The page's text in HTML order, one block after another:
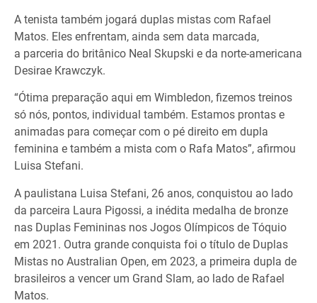
A tenista também jogará duplas mistas com Rafael
Matos. Eles enfrentam, ainda sem data marcada,
a parceria do britânico Neal Skupski e da norte-americana
Desirae Krawczyk.
“Ótima preparação aqui em Wimbledon, fizemos treinos
só nós, pontos, individual também. Estamos prontas e
animadas para começar com o pé direito em dupla
feminina e também a mista com o Rafa Matos”, afirmou
Luisa Stefani.
A paulistana Luisa Stefani, 26 anos, conquistou ao lado
da parceira Laura Pigossi, a inédita medalha de bronze
nas Duplas Femininas nos Jogos Olímpicos de Tóquio
em 2021. Outra grande conquista foi o título de Duplas
Mistas no Australian Open, em 2023, a primeira dupla de
brasileiros a vencer um Grand Slam, ao lado de Rafael
Matos.